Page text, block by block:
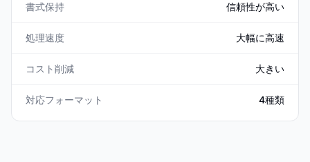
書式保持 信頼性が高い
処理速度 大幅に高速
コスト削減 大きい
対応フォーマット 4種類